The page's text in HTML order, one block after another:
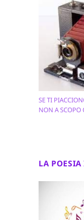
SE TI
NON A SCOPO
LA